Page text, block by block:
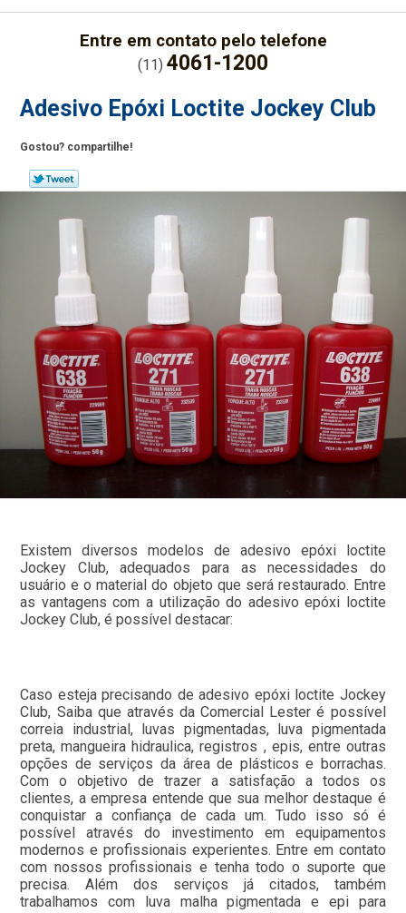
Entre em contato pelo telefone
(11) 4061-1200
Adesivo Epóxi Loctite Jockey Club
Gostou? compartilhe!
Existem diversos modelos de adesivo epóxi loctite
Jockey Club, adequados para as necessidades do
usuário e o material do objeto que será restaurado. Entre
as vantagens com a utilização do adesivo epóxi loctite
Jockey Club, é possível destacar:
Caso esteja precisando de adesivo epóxi loctite Jockey
Club, Saiba que através da Comercial Lester é possível
correia industrial, luvas pigmentadas, luva pigmentada
preta, mangueira hidraulica, registros , epis, entre outras
opções de serviços da área de plásticos e borrachas.
Com o objetivo de trazer a satisfação a todos os
clientes, a empresa entende que sua melhor destaque é
conquistar a confiança de cada um. Tudo isso só é
possível através do investimento em equipamentos
modernos e profissionais experientes. Entre em contato
com nossos profissionais e tenha todo o suporte que
precisa. Além dos serviços já citados, também
trabalhamos com luva malha pigmentada e epi para